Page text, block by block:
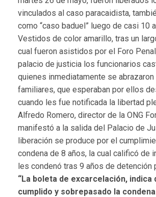
vinculados al caso paracaidista,
como “caso baduel” luego de casi 10
Vestidos de color amarillo, tras un
cual fueron asistidos por el Foro
palacio de justicia los funcionarios
quienes inmediatamente se abrazaron
familiares, que esperaban por ellos
cuando les fue notificada la libertad
Alfredo Romero, director de la ONG
manifestó a la salida del Palacio de
liberación se produce por el
condena de 8 años, la cual calificó de
les condenó tras 9 años de detención
“La boleta de excarcelación, indica
cumplido y sobrepasado la